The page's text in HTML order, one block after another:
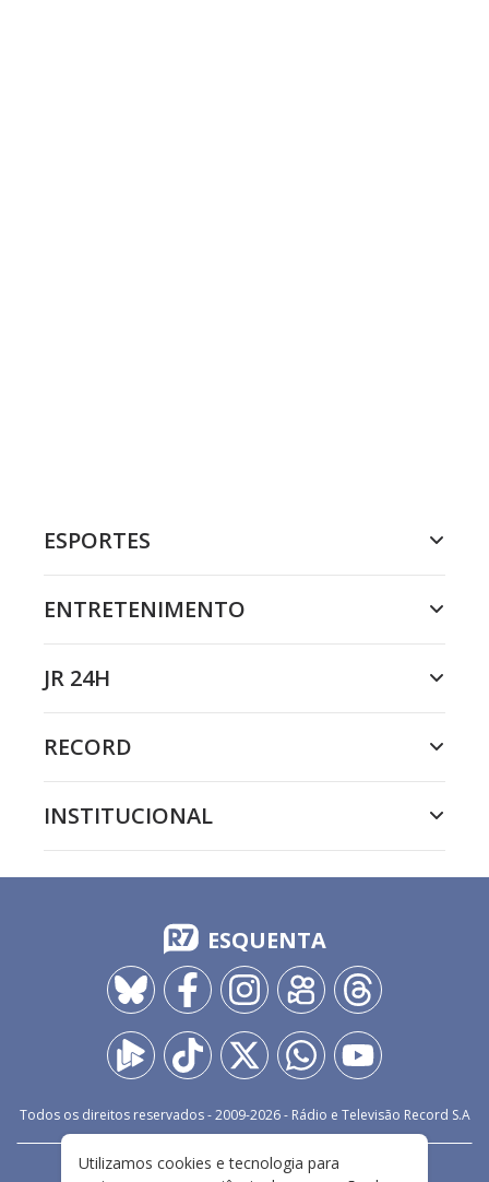
ESPORTES
ENTRETENIMENTO
JR 24H
RECORD
INSTITUCIONAL
ESQUENTA
Todos os direitos reservados - 2009-2026- Rádio e Televisão Record S.A
FALE CONOSCO PRIVACIDADE
Utilizamos cookies e tecnologia para